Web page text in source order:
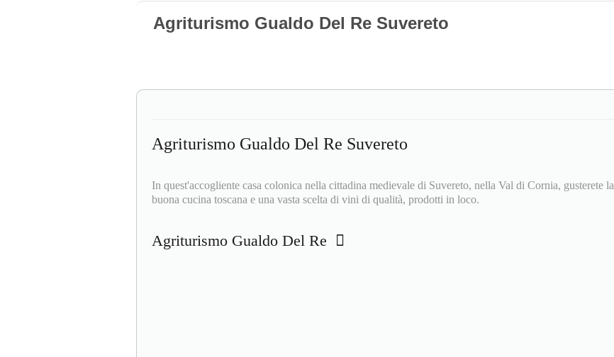
Agriturismo Gualdo Del Re Suvereto
Agriturismo Gualdo Del Re Suvereto
In quest'accogliente casa colonica nella cittadina medievale di Suvereto, nella Val di Cornia, gusterete la
buona cucina toscana e una vasta scelta di vini di qualità, prodotti in loco.
Agriturismo Gualdo Del Re